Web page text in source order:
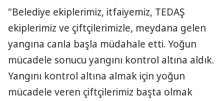
"Belediye ekiplerimiz, itfaiyemiz, TEDAŞ
ekiplerimiz ve çiftçilerimizle, meydana gelen
yangına canla başla müdahale etti. Yoğun
mücadele sonucu yangını kontrol altına aldık.
Yangını kontrol altına almak için yoğun
mücadele veren çiftçilerimiz başta olmak